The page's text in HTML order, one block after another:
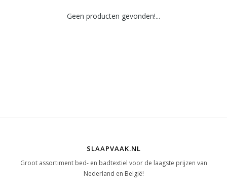
Geen producten gevonden!...
SLAAPVAAK.NL
Groot assortiment bed- en badtextiel voor de laagste prijzen van
Nederland en België!